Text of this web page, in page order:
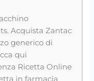
Acquista Zantac
generico di
qui
Ricetta Online
in farmacia